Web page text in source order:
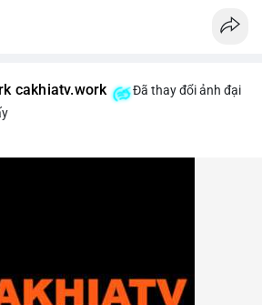
cakhiatv.work
Đã thay đổi ảnh đại